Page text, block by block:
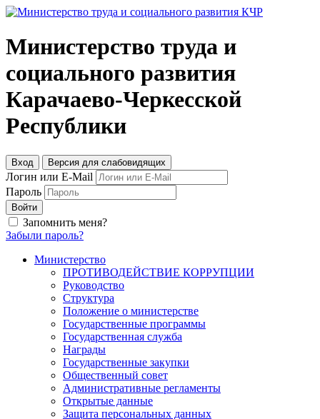
Министерство труда и
социального развития
Карачаево-Черкесской
Республики
Вход Версия для слабовидящих
Логин или E-Mail
Пароль
Войти
Запомнить меня?
Забыли пароль?
Министерство
ПРОТИВОДЕЙСТВИЕ КОРРУПЦИИ
Руководство
Структура
Положение о министерстве
Государственные программы
Государственная служба
Награды
Государственные закупки
Общественный совет
Административные регламенты
Открытые данные
Защита персональных данных